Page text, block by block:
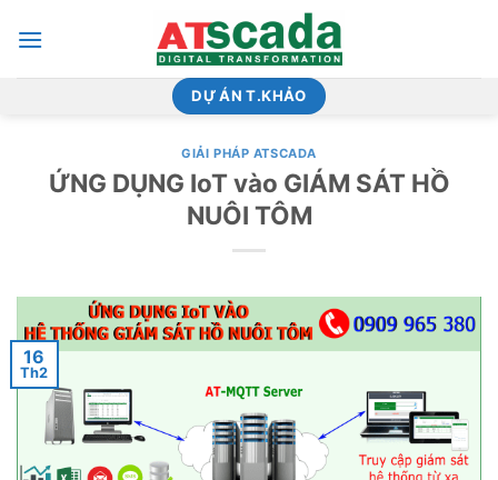
qua
DỰ ÁN T.KHẢO
GIẢI PHÁP ATSCADA
ỨNG DỤNG IoT vào GIÁM SÁT HỒ
NUÔI TÔM
16
Th2